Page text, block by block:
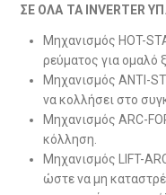
ΣΕ ΟΛΑ ΤΑ INVERTER
Μηχανισμός HOT-
ρεύματος για ομαλό
Μηχανισμός ANTI-
να κολλήσει στο
Μηχανισμός ARC-
κόλληση.
Μηχανισμός LIFT-
ώστε να μη